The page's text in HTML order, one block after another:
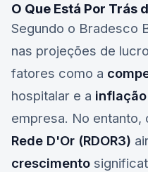
O Que Está Por Trás
Segundo o Bradesco
nas projeções de
fatores como a
hospitalar e a inflação
empresa. No entanto,
Rede D'Or (RDOR3)
crescimento